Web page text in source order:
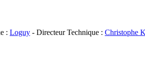
: Loguy - Directeur Technique : Christophe